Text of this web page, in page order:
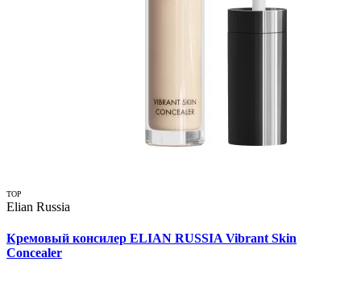
TOP
Elian Russia
Кремовый консилер ELIAN RUSSIA Vibrant Skin
Concealer